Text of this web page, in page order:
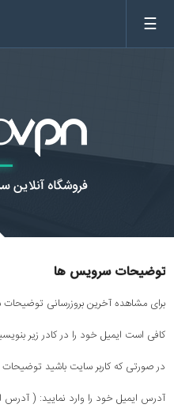
☰
توضیحات سرویس ها
برای مشاهده آخرین بروزرسانی
کافی است ایمیل خود را در کادر زیر
در صورتی که کاربر سایت باشید